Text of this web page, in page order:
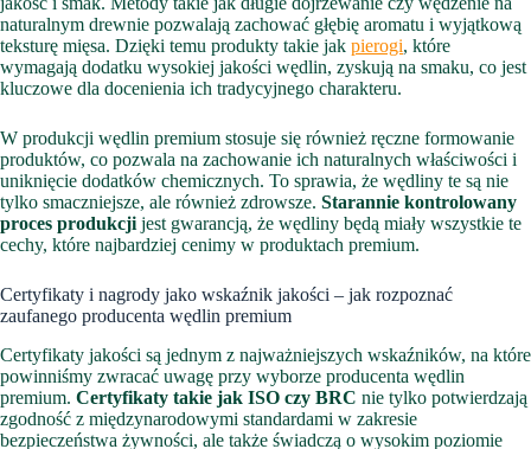
naturalnym drewnie pozwalają zachować głębię aromatu i wyjątkową
teksturę mięsa. Dzięki temu produkty takie jak pierogi, które
wymagają dodatku wysokiej jakości wędlin, zyskują na smaku, co jest
kluczowe dla docenienia ich tradycyjnego charakteru.
W produkcji wędlin premium stosuje się również ręczne formowanie
produktów, co pozwala na zachowanie ich naturalnych właściwości i
uniknięcie dodatków chemicznych. To sprawia, że wędliny te są nie
tylko smaczniejsze, ale również zdrowsze. Starannie kontrolowany
proces produkcji jest gwarancją, że wędliny będą miały wszystkie te
cechy, które najbardziej cenimy w produktach premium.
Certyfikaty i nagrody jako wskaźnik jakości – jak rozpoznać
zaufanego producenta wędlin premium
Certyfikaty jakości są jednym z najważniejszych wskaźników, na które
powinniśmy zwracać uwagę przy wyborze producenta wędlin
premium. Certyfikaty takie jak ISO czy BRC nie tylko potwierdzają
zgodność z międzynarodowymi standardami w zakresie
bezpieczeństwa żywności, ale także świadczą o wysokim poziomie